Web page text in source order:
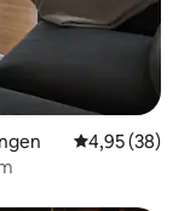
Prosječna
4,95 (38)